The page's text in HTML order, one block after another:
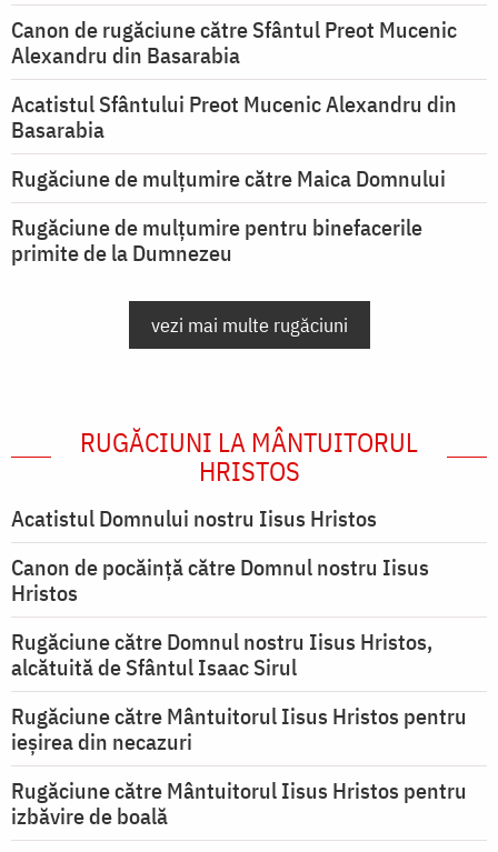
Canon de rugăciune către Sfântul Preot Mucenic
Alexandru din Basarabia
Acatistul Sfântului Preot Mucenic Alexandru din
Basarabia
Rugăciune de mulţumire către Maica Domnului
Rugăciune de mulțumire pentru binefacerile
primite de la Dumnezeu
vezi mai multe rugăciuni
RUGĂCIUNI LA MÂNTUITORUL
HRISTOS
Acatistul Domnului nostru Iisus Hristos
Canon de pocăință către Domnul nostru Iisus
Hristos
Rugăciune către Domnul nostru Iisus Hristos,
alcătuită de Sfântul Isaac Sirul
Rugăciune către Mântuitorul Iisus Hristos pentru
ieşirea din necazuri
Rugăciune către Mântuitorul Iisus Hristos pentru
izbăvire de boală